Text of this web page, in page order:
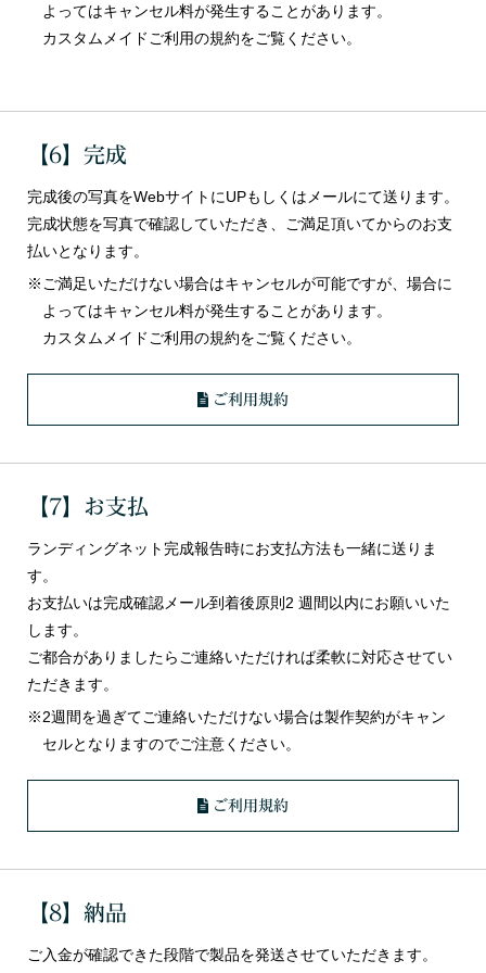
よってはキャンセル料が発生することがあります。
カスタムメイドご利用の規約をご覧ください。
【6】完成
完成後の写真をWebサイトにUPもしくはメールにて送ります。
完成状態を写真で確認していただき、ご満足頂いてからのお支
払いとなります。
※ご満足いただけない場合はキャンセルが可能ですが、場合に
よってはキャンセル料が発生することがあります。
カスタムメイドご利用の規約をご覧ください。
ご利用規約
【7】お支払
ランディングネット完成報告時にお支払方法も一緒に送りま
す。
お支払いは完成確認メール到着後原則2 週間以内にお願いいた
します。
ご都合がありましたらご連絡いただければ柔軟に対応させてい
ただきます。
※2週間を過ぎてご連絡いただけない場合は製作契約がキャン
セルとなりますのでご注意ください。
ご利用規約
【8】納品
ご入金が確認できた段階で製品を発送させていただきます。